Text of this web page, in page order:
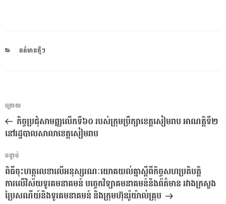
CATEGORIES
ពត៌មានថ្មីៗ
ការ​
នាំទិស​
ប្រកាស
អត្ថបទ
មុន
ក្រោយ
កិច្ចប្រជុំសាមញ្ញលើកទី៦០ របស់ក្រុមប្រឹក្សាខេត្តសៀមរាប អាណត្តិទី២
នៅរដ្ឋបាលសាលាខេត្តសៀមរាប
អត្ថបទ
បន្ទាប់
បន្ទាប់
ពិធីចុះហត្ថលេខាលើអនុស្សរណៈយោគយល់គ្នាស្តីពីកិច្ចសហប្រតិបត្តិ
ការលើវិស័យទូរគមនាគមន៍ បច្ចេកវិទ្យាគមនាគមន៍និងព័ត៌មាន រវាងក្រសួង
ប្រៃសណីយ៍និងទូរគមនាគមន៍ និងក្រុមហ៊ុនរ៉ូយ៉ាល់គ្រុប